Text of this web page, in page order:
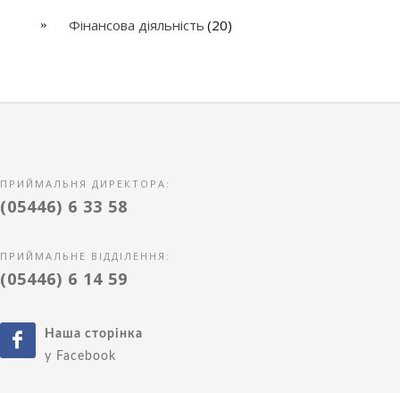
Фінансова діяльність (20)
ПРИЙМАЛЬНЯ ДИРЕКТОРА:
(05446) 6 33 58
ПРИЙМАЛЬНЕ ВІДДІЛЕННЯ:
(05446) 6 14 59
Наша сторінка
у Facebook